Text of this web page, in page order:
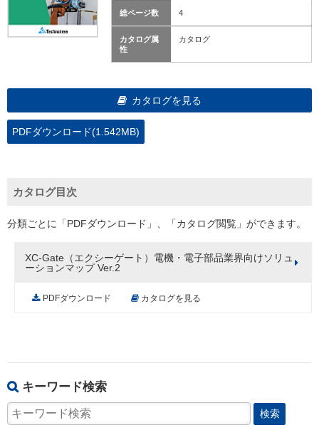
総ページ数 4
カタログ属
性
カタログ
カタログを見る
PDFダウンロード(1.542MB)
カタログ目次
分類ごとに「PDFダウンロード」、「カタログ閲覧」ができます。
XC-Gate（エクシーゲート）電機・電子部品業界向けソリュ
ーションマップ Ver.2
PDFダウンロード カタログを見る
キーワード検索
検索